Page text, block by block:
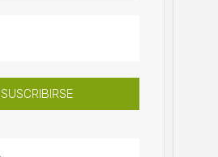
SUSCRIBIRSE